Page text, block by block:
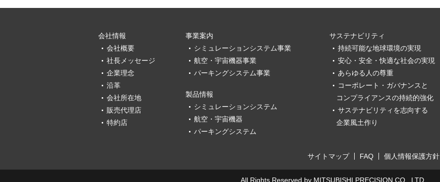
会社情報
会社概要
社長メッセージ
企業理念
沿革
会社所在地
販売代理店
特約店
事業案内
シミュレーションシステム事業
航空・宇宙機器事業
パーキングシステム事業
製品情報
シミュレーションシステム
航空・宇宙機器
パーキングシステム
サステナビリティ
持続可能な地球環境の実現
安心・安全・快適な社会の実現
あらゆる人の尊重
コーポレート・ガバナンスと
コンプライアンスの持続的強化
サステナビリティを志向する
企業風土作り
サイトマップ FAQ 個人情報保護方針
All Rights Reserved by MITSUBISHI PRECISION CO., LTD.